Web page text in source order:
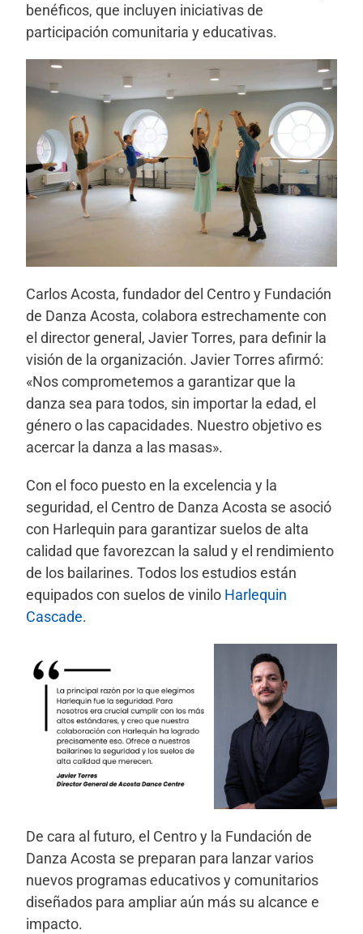
benéficos, que incluyen iniciativas de
participación comunitaria y educativas.
Carlos Acosta, fundador del Centro y Fundación
de Danza Acosta, colabora estrechamente con
el director general, Javier Torres, para definir la
visión de la organización. Javier Torres afirmó:
«Nos comprometemos a garantizar que la
danza sea para todos, sin importar la edad, el
género o las capacidades. Nuestro objetivo es
acercar la danza a las masas».
Con el foco puesto en la excelencia y la
seguridad, el Centro de Danza Acosta se asoció
con Harlequin para garantizar suelos de alta
calidad que favorezcan la salud y el rendimiento
de los bailarines. Todos los estudios están
equipados con suelos de vinilo Harlequin
Cascade.
De cara al futuro, el Centro y la Fundación de
Danza Acosta se preparan para lanzar varios
nuevos programas educativos y comunitarios
diseñados para ampliar aún más su alcance e
impacto.